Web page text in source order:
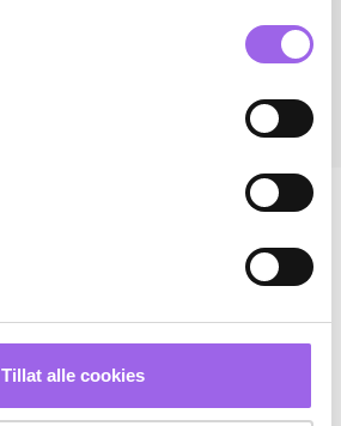
Tillat alle cookies